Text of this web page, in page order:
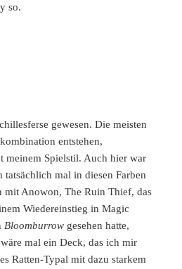
so.
gewesen. Die meisten
entstehen,
meinem Spielstil. Auch hier war
tatsächlich mal in diesen Farben
mit Anowon, The Ruin Thief, das
Wiedereinstieg in Magic
Bloomburrow gesehen hatte,
mal ein Deck, das ich mir
Ratten-Typal mit dazu starkem